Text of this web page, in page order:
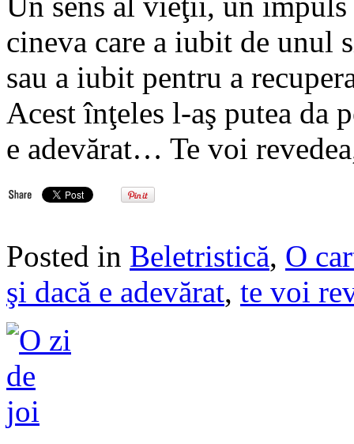
cineva care a iubit de unul
sau a iubit pentru a
Acest înţeles l-aş putea da
e adevărat… Te voi
Posted in Beletristică, O
şi dacă e adevărat, te voi